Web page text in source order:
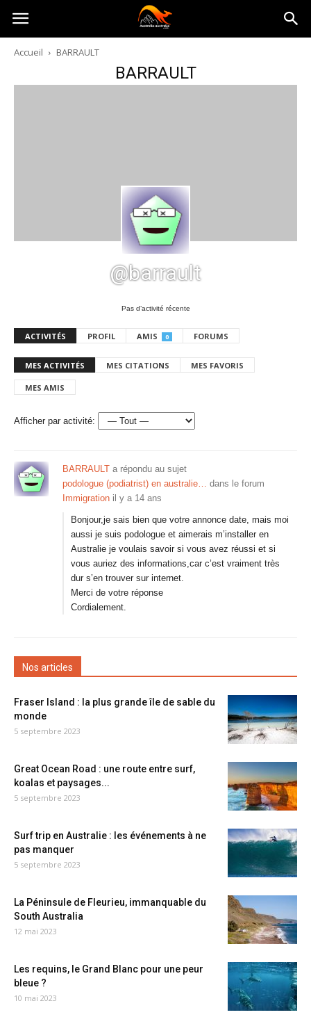
Australia-
australie.com
Accueil BARRAULT
BARRAULT
@barrault
Pas d’activité récente
ACTIVITÉS PROFIL AMIS 0 FORUMS
MES ACTIVITÉS MES CITATIONS MES FAVORIS
MES AMIS
Afficher par activité:
BARRAULT a répondu au sujet
podologue (podiatrist) en australie… dans le forum
Immigration il y a 14 ans
Bonjour,je sais bien que votre annonce date, mais moi
aussi je suis podologue et aimerais m’installer en
Australie je voulais savoir si vous avez réussi et si
vous auriez des informations,car c’est vraiment très
dur s’en trouver sur internet.
Merci de votre réponse
Cordialement.
Nos articles
Fraser Island : la plus grande île de sable du
monde
5 septembre 2023
Great Ocean Road : une route entre surf,
koalas et paysages...
5 septembre 2023
Surf trip en Australie : les événements à ne
pas manquer
5 septembre 2023
La Péninsule de Fleurieu, immanquable du
South Australia
12 mai 2023
Les requins, le Grand Blanc pour une peur
bleue ?
10 mai 2023